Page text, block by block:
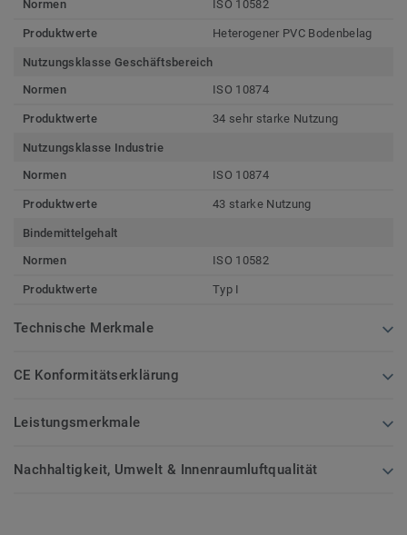
Normen
ISO 10582
Produktwerte Heterogener PVC Bodenbelag
Nutzungsklasse Geschäftsbereich
Normen
ISO 10874
Produktwerte 34 sehr starke Nutzung
Nutzungsklasse Industrie
Normen
ISO 10874
Produktwerte 43 starke Nutzung
Bindemittelgehalt
Normen
ISO 10582
Produktwerte Typ I
Technische Merkmale
CE Konformitätserklärung
Leistungsmerkmale
Nachhaltigkeit, Umwelt & Innenraumluftqualität